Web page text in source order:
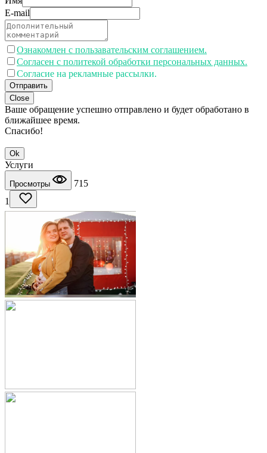
E-mail
Ознакомлен с пользавательским соглашением.
Согласен с политекой обработки персональных данных.
Согласие на рекламные рассылки.
Отправить
Close
Ваше обращение успешно отправлено и будет обработано в
ближайшее время.
Спасибо!
Ok
Услуги
Просмотры
715
1